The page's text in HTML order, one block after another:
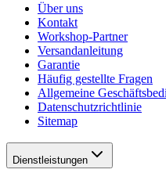
Über uns
Kontakt
Workshop-Partner
Versandanleitung
Garantie
Häufig gestellte Fragen
Allgemeine
Datenschutzrichtlinie
Sitemap
Dienstleistungen